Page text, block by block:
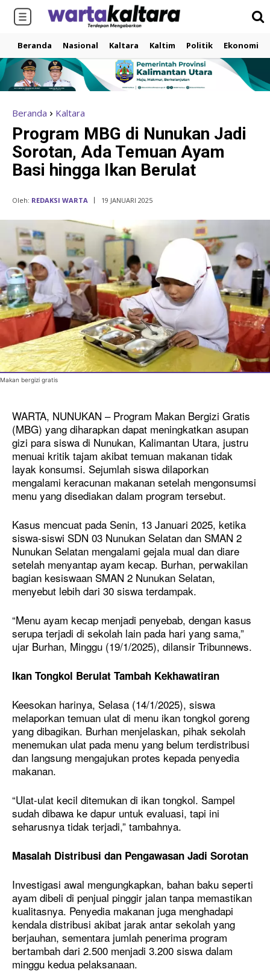
Beranda Nasional Kaltara Kaltim Politik Ekonomi
Beranda Kaltara
Program MBG di Nunukan Jadi
Sorotan, Ada Temuan Ayam
Basi hingga Ikan Berulat
Oleh: REDAKSI WARTA 19 JANUARI 2025
Makan bergizi gratis
WARTA, NUNUKAN – Program Makan Bergizi Gratis
(MBG) yang diharapkan dapat meningkatkan asupan
gizi para siswa di Nunukan, Kalimantan Utara, justru
menuai kritik tajam akibat temuan makanan tidak
layak konsumsi. Sejumlah siswa dilaporkan
mengalami keracunan makanan setelah mengonsumsi
menu yang disediakan dalam program tersebut.
Kasus mencuat pada Senin, 13 Januari 2025, ketika
siswa-siswi SDN 03 Nunukan Selatan dan SMAN 2
Nunukan Selatan mengalami gejala mual dan diare
setelah menyantap ayam kecap. Burhan, perwakilan
bagian kesiswaan SMAN 2 Nunukan Selatan,
menyebut lebih dari 30 siswa terdampak.
“Menu ayam kecap menjadi penyebab, dengan kasus
serupa terjadi di sekolah lain pada hari yang sama,”
ujar Burhan, Minggu (19/1/2025), dilansir Tribunnews.
Ikan Tongkol Berulat Tambah Kekhawatiran
Keesokan harinya, Selasa (14/1/2025), siswa
melaporkan temuan ulat di menu ikan tongkol goreng
yang dibagikan. Burhan menjelaskan, pihak sekolah
menemukan ulat pada menu yang belum terdistribusi
dan langsung mengajukan protes kepada penyedia
makanan.
“Ulat-ulat kecil ditemukan di ikan tongkol. Sampel
sudah dibawa ke dapur untuk evaluasi, tapi ini
seharusnya tidak terjadi,” tambahnya.
Masalah Distribusi dan Pengawasan Jadi Sorotan
Investigasi awal mengungkapkan, bahan baku seperti
ayam dibeli di penjual pinggir jalan tanpa memastikan
kualitasnya. Penyedia makanan juga menghadapi
kendala distribusi akibat jarak antar sekolah yang
berjauhan, sementara jumlah penerima program
bertambah dari 2.500 menjadi 3.200 siswa dalam
minggu kedua pelaksanaan.